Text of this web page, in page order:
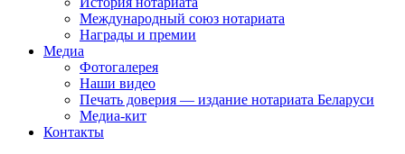
Международный союз нотариата
Награды и премии
Медиа
Фотогалерея
Наши видео
Печать доверия — издание нотариата Беларуси
Медиа-кит
Контакты